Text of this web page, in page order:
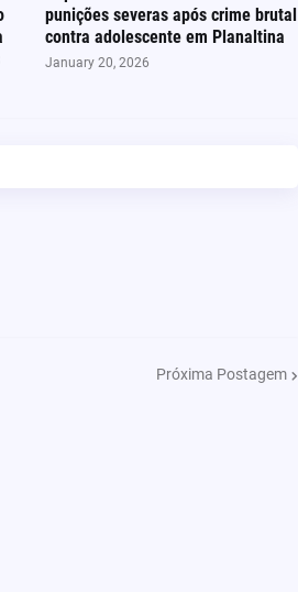
punições severas após crime brutal
contra adolescente em Planaltina
January 20, 2026
Próxima Postagem